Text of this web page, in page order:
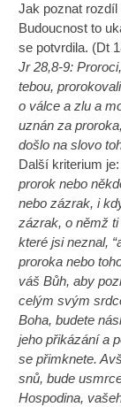
Jak poznat
Budoucnost to
se potvrdila. (Dt
Jr 28,8-9:
tebou,
o válce a zlu a
uznán za
došlo na slovo
Další kriterium
prorok nebo
nebo zázrak, i
zázrak, o němž
které jsi neznal,
proroka nebo
váš Bůh, aby
celým svým
Boha, budete
jeho přikázání a
se přimknete.
snů, bude
Hospodina,